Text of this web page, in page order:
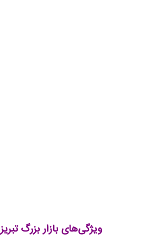
ویژگی‌های بازار بزرگ تبریز